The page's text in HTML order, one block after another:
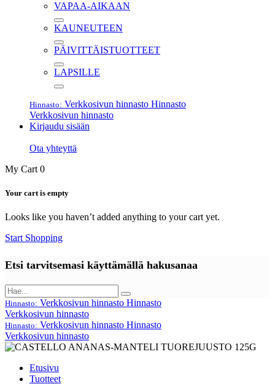
VAPAA-AIKAAN
KAUNEUTEEN
PÄIVITTÄISTUOTTEET
LAPSILLE
Hinnasto: Verkkosivun hinnasto Hinnasto
Verkkosivun hinnasto
Kirjaudu sisään
Ota yhteyttä
My Cart 0
Your cart is empty
Looks like you haven’t added anything to your cart yet.
Start Shopping
Etsi tarvitsemasi käyttämällä hakusanaa
Hinnasto: Verkkosivun hinnasto Hinnasto
Verkkosivun hinnasto
Hinnasto: Verkkosivun hinnasto Hinnasto
Verkkosivun hinnasto
Etusivu
Tuotteet